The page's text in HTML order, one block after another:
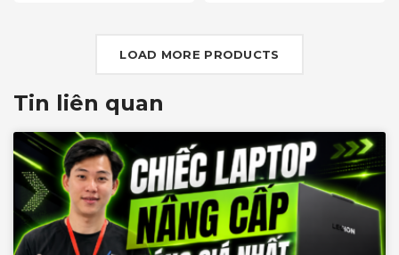
LOAD MORE PRODUCTS
Tin liên quan